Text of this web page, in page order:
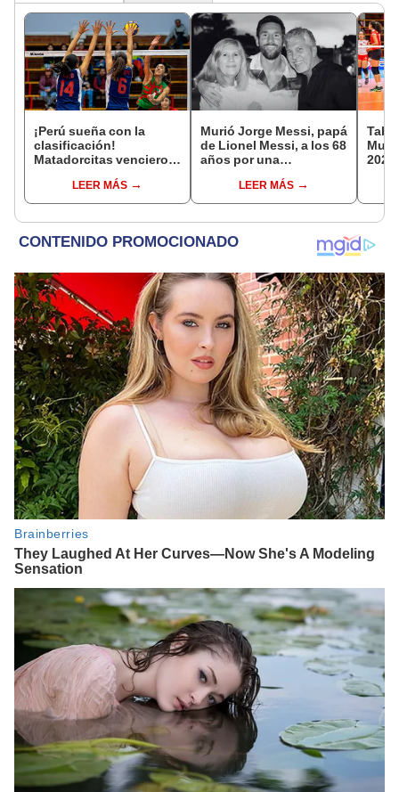
¡Perú sueña con la
clasificación!
Matadorcitas vencieron
Mundial de Vóley Sub 17
LEER MÁS
Murió Jorge Messi, papá
de Lionel Messi, a los 68
años por una
LEER MÁS